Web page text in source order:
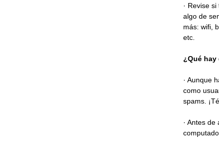
· Revise
algo de
más: wifi,
¿Qué
· Aunque
como
spams.
· Antes